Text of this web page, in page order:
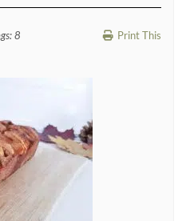
: 8 Print This